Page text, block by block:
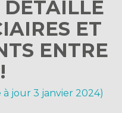
DÉTAILLÉ
ET
ENTRE
à jour 3 janvier 2024)